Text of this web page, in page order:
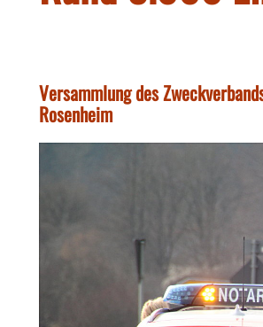
Versammlung des
Rosenheim